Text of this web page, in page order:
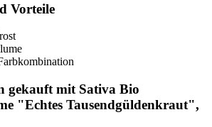
Vorteile
gekauft mit Sativa Bio
"Echtes Tausendgüldenkraut",